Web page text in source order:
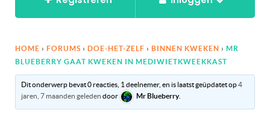
HOME › FORUMS › DOE-HET-ZELF › BINNEN KWEKEN › MR
BLUEBERRY GAAT KWEKEN IN MEDIWIETKWEEKKAST
Dit onderwerp bevat 0 reacties, 1 deelnemer, en is laatst geüpdatet op4
jaren, 7 maanden geleden door Mr Blueberry.